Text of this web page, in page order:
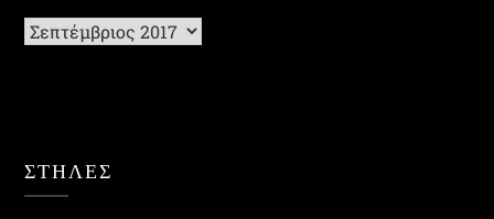
Ιστορικό
ΣΤΗΛΕΣ